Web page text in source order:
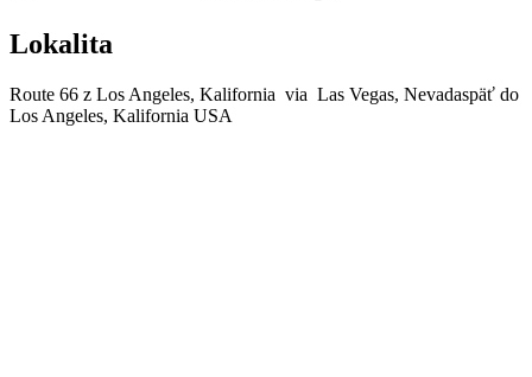
Lokalita
Route 66 z Los Angeles, Kalifornia via Las Vegas, Nevadaspäť do
Los Angeles, Kalifornia USA